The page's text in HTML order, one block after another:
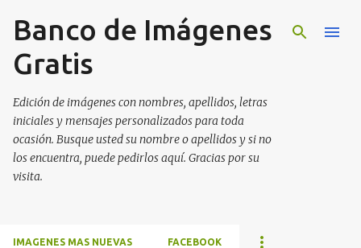
Ir al contenido principal
Banco de Imágenes
Gratis
Edición de imágenes con nombres, apellidos, letras
iniciales y mensajes personalizados para toda
ocasión. Busque usted su nombre o apellidos y si no
los encuentra, puede pedirlos aquí. Gracias por su
visita.
IMAGENES MAS NUEVAS FACEBOOK